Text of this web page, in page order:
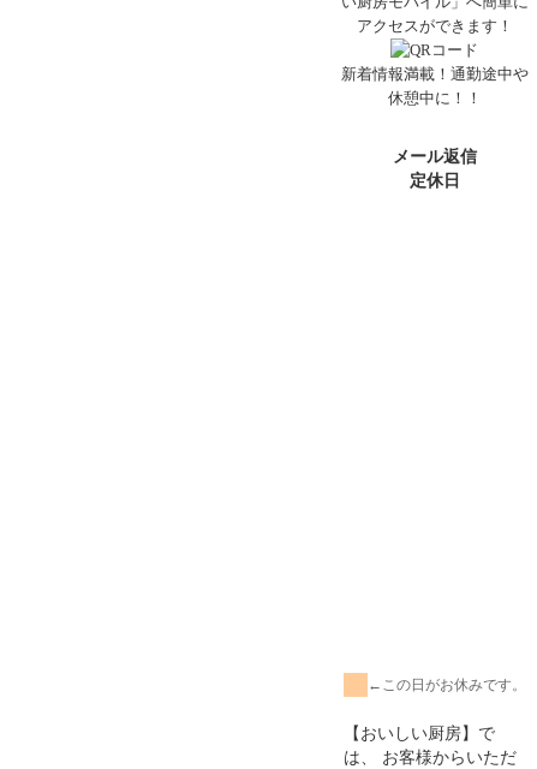
アクセスができます！
新着情報満載！通勤途中や
休憩中に！！
メール返信
定休日
←この日がお休みです。
【おいしい厨房】で
は、 お客様からいただ